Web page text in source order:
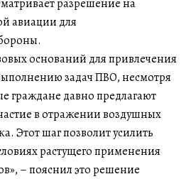
разрешение на
авиации для
оснований для привлечения
задач ПВО, несмотря
граждане давно предлагают
в отражении воздушных
Этот шаг позволит усилить
растущего применения
– пояснил это решение